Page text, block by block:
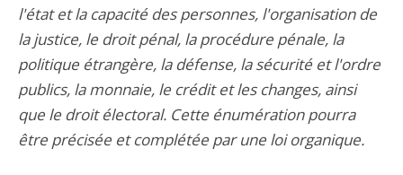
l'état et la capacité des personnes, l'organisation de
la justice, le droit pénal, la procédure pénale, la
politique étrangère, la défense, la sécurité et l'ordre
publics, la monnaie, le crédit et les changes, ainsi
que le droit électoral. Cette énumération pourra
être précisée et complétée par une loi organique.